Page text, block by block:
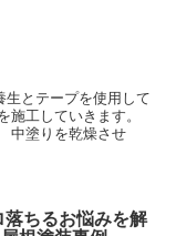
生とテープを使用して
工していきます。
中塗りを乾燥させ
ちるお悩みを解